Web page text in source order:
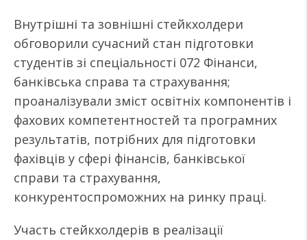
Внутрішні та зовнішні стейкхолдери
обговорили сучасний стан підготовки
студентів зі спеціальності 072 Фінанси,
банківська справа та страхування;
проаналізували зміст освітніх компонентів і
фахових компетентностей та програмних
результатів, потрібних для підготовки
фахівців у сфері фінансів, банківської
справи та страхування,
конкурентоспроможних на ринку праці.
Участь стейкхолдерів в реалізації